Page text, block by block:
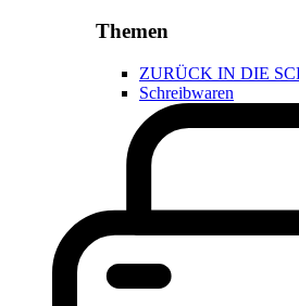
Themen
ZURÜCK IN DIE
Schreibwaren